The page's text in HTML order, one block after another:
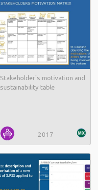
Stakeholder's motivation and
sustainability table
2017